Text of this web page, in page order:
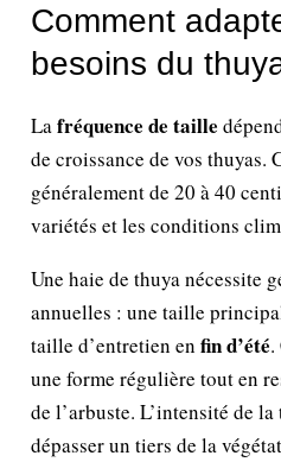
Comment
besoins du
Lafréquence de taille
de croissance de vos thuyas.
généralement de 20 à 40
variétés et les conditions
Une haie de thuya nécessite
annuelles : une taille
taille d’entretien en fin d’été.
une forme régulière tout en
de l’arbuste. L’intensité de
dépasser un tiers de la